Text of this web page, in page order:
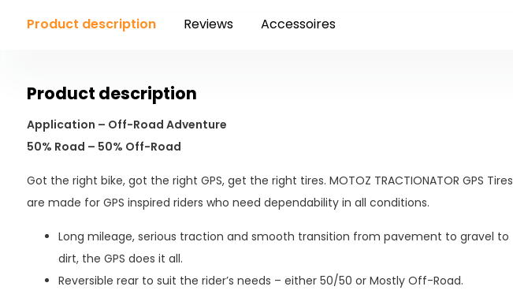
Product description Reviews Accessoires
Product description
Application – Off-Road Adventure
50% Road – 50% Off-Road
Got the right bike, got the right GPS, get the right tires. MOTOZ TRACTIONATOR GPS Tires
are made for GPS inspired riders who need dependability in all conditions.
Long mileage, serious traction and smooth transition from pavement to gravel to
dirt, the GPS does it all.
Reversible rear to suit the rider’s needs – either 50/50 or Mostly Off-Road.